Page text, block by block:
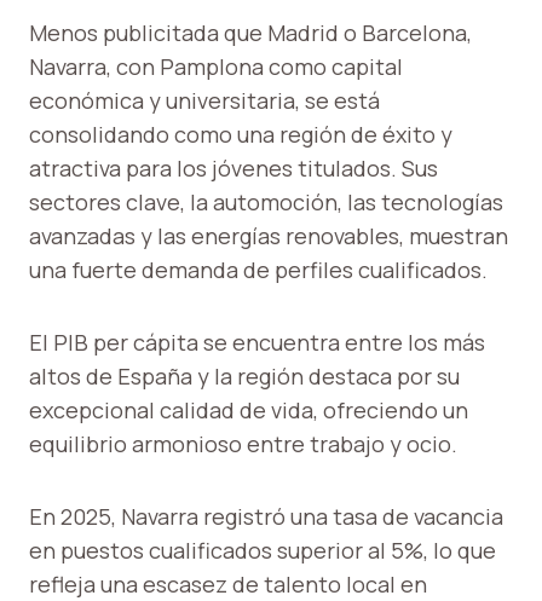
Menos publicitada que Madrid o Barcelona, ​​
Navarra, con Pamplona como capital
económica y universitaria, se está
consolidando como una región de éxito y
atractiva para los jóvenes titulados. Sus
sectores clave, la automoción, las tecnologías
avanzadas y las energías renovables, muestran
una fuerte demanda de perfiles cualificados.
El PIB per cápita se encuentra entre los más
altos de España y la región destaca por su
excepcional calidad de vida, ofreciendo un
equilibrio armonioso entre trabajo y ocio.
En 2025, Navarra registró una tasa de vacancia
en puestos cualificados superior al 5%, lo que
refleja una escasez de talento local en